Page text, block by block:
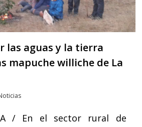
las aguas y la tierra
mapuche williche de La
/ En el sector rural de